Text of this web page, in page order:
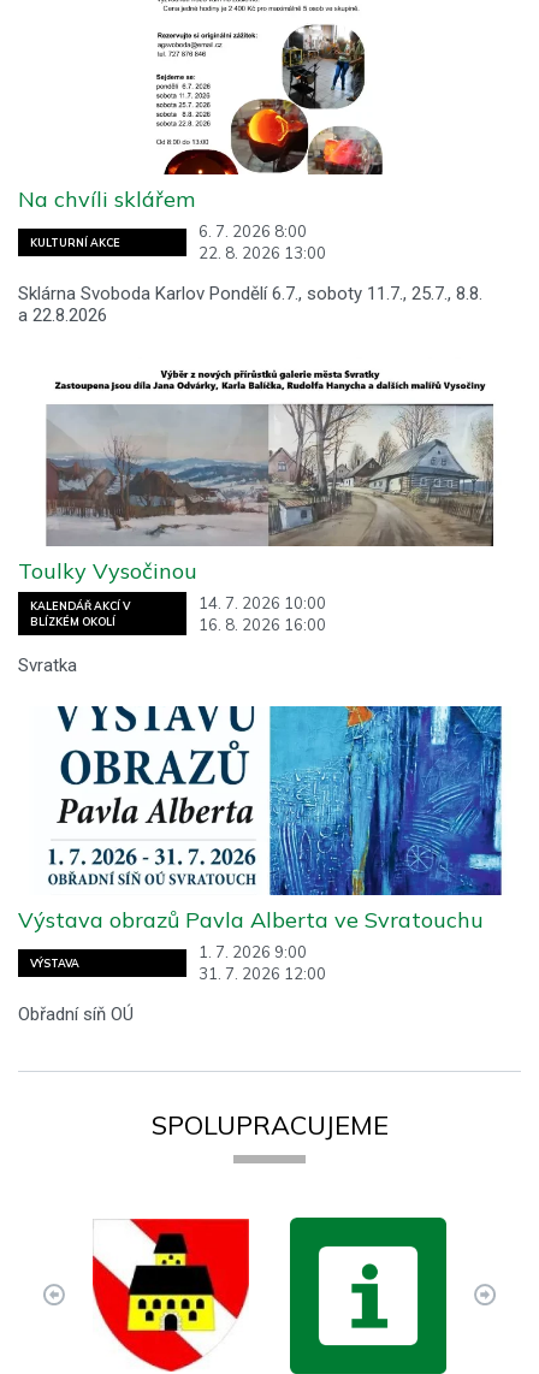
KULTURNÍ AKCE
6. 7. 2026 8:00
22. 8. 2026 13:00
Na chvíli sklářem
Sklárna Svoboda Karlov Pondělí 6.7., soboty 11.7., 25.7., 8.8.
a 22.8.2026
KALENDÁŘ AKCÍ V
BLÍZKÉM OKOLÍ
14. 7. 2026 10:00
16. 8. 2026 16:00
Toulky Vysočinou
Svratka
VÝSTAVA
1. 7. 2026 9:00
31. 7. 2026 12:00
Výstava obrazů Pavla Alberta ve Svratouchu
Obřadní síň OÚ
SPOLUPRACUJEME